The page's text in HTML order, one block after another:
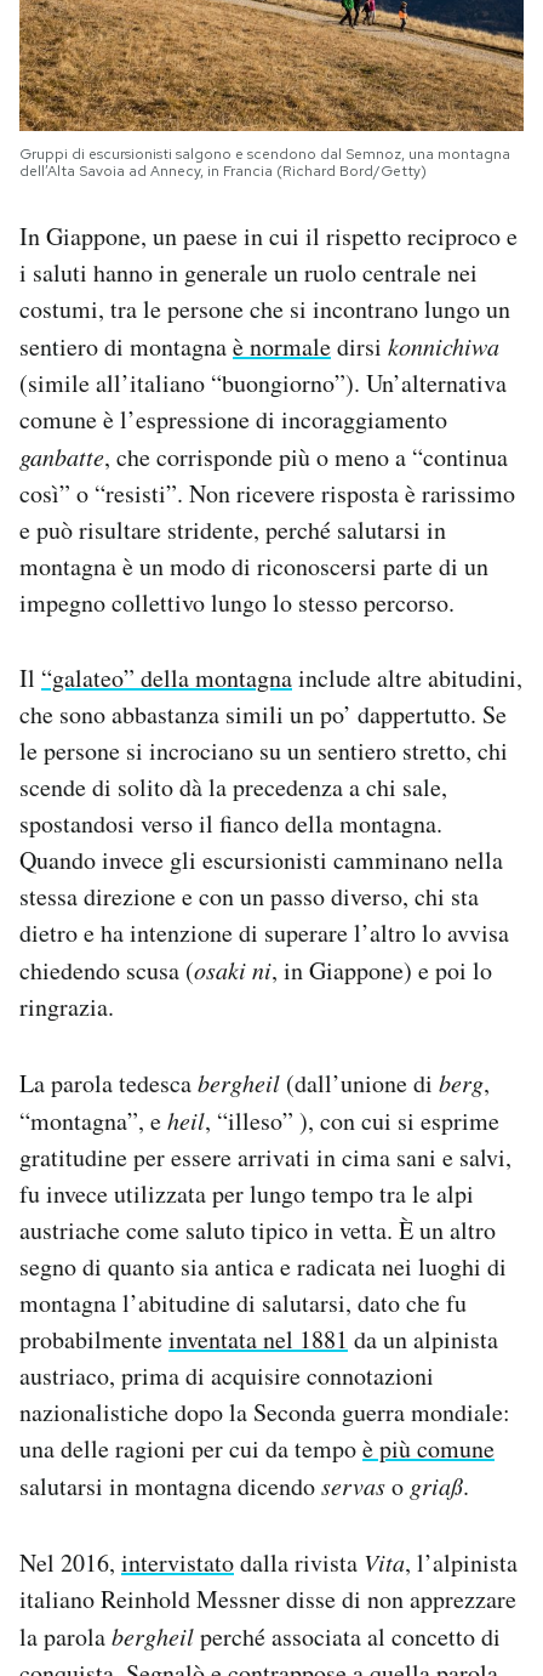
Gruppi di escursionisti salgono e scendono dal Semnoz, una montagna
dell’Alta Savoia ad Annecy, in Francia (Richard Bord/Getty)
In Giappone, un paese in cui il rispetto reciproco e
i saluti hanno in generale un ruolo centrale nei
costumi, tra le persone che si incontrano lungo un
sentiero di montagnaè normaledirsi konnichiwa
(simile all’italiano “buongiorno”). Un’alternativa
comune è l’espressione di incoraggiamento
ganbatte, che corrisponde più o meno a “continua
così” o “resisti”. Non ricevere risposta è rarissimo
e può risultare stridente, perché salutarsi in
montagna è un modo di riconoscersi parte di un
impegno collettivo lungo lo stesso percorso.
Il “galateo” della montagnainclude altre abitudini,
che sono abbastanza simili un po’ dappertutto. Se
le persone si incrociano su un sentiero stretto, chi
scende di solito dà la precedenza a chi sale,
spostandosi verso il fianco della montagna.
Quando invece gli escursionisti camminano nella
stessa direzione e con un passo diverso, chi sta
dietro e ha intenzione di superare l’altro lo avvisa
chiedendo scusa (osaki ni, in Giappone) e poi lo
ringrazia.
La parola tedescabergheil (dall’unione di berg,
“montagna”, eheil, “illeso” ), con cui si esprime
gratitudine per essere arrivati in cima sani e salvi,
fu invece utilizzata per lungo tempo tra le alpi
austriache come saluto tipico in vetta. È un altro
segno di quanto sia antica e radicata nei luoghi di
montagna l’abitudine di salutarsi, dato che fu
probabilmenteinventata nel 1881 da un alpinista
austriaco, prima di acquisire connotazioni
nazionalistiche dopo la Seconda guerra mondiale:
una delle ragioni per cui da tempoè più comune
salutarsi in montagna dicendoservaso griaß.
Nel 2016, intervistatodalla rivista Vita, l’alpinista
italiano Reinhold Messner disse di non apprezzare
la parolabergheilperché associata al concetto di